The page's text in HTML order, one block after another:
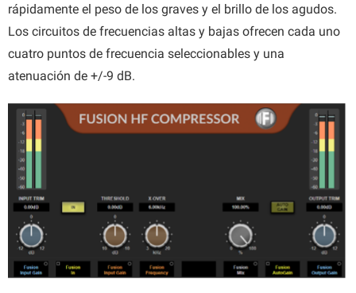
rápidamente el peso de los graves y el brillo de los agudos.
Los circuitos de frecuencias altas y bajas ofrecen cada uno
cuatro puntos de frecuencia seleccionables y una
atenuación de +/-9 dB.